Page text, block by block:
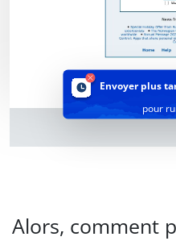
Envoyer plus
pour
Alors, comment